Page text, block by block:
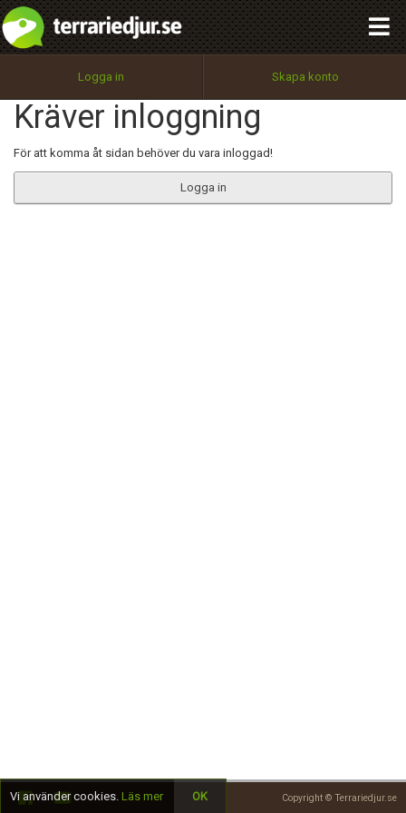
Logga in Skapa konto
Kräver inloggning
För att komma åt sidan behöver du vara inloggad!
Logga in
Copyright © Terrariedjur.se
Utför
100%
OK
integritetspolicy
Namn:
Epost:
Begär nytt lösenord
Tillbaka till förstasidan
Vi använder cookies. Läs mer OK